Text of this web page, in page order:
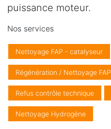
puissance moteur.
Nos services
Nettoyage FAP - catalyseur
Régénération / Nettoyage FAP
Refus contrôle technique
Nettoyage Hydrogène